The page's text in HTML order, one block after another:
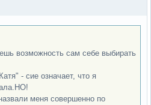
возможность сам себе выбирать
- сие означает, что я
меня совершенно по